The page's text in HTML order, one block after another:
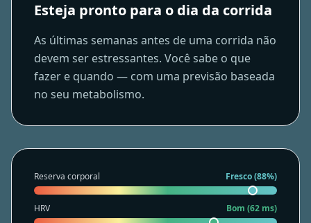
Esteja pronto para o dia da corrida
As últimas semanas antes de uma corrida não
devem ser estressantes. Você sabe o que
fazer e quando — com uma previsão baseada
no seu metabolismo.
Reserva corporal Fresco (88%)
HRV Bom (62 ms)
246810
12
14
16